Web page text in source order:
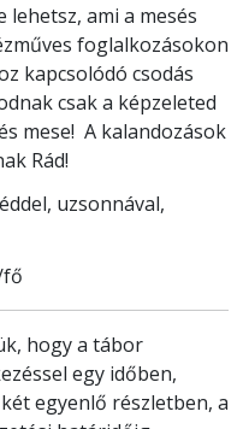
lehetsz, ami a mesés
foglalkozásokon
kapcsolódó csodás
csak a képzeleted
mese! A kalandozások
Rád!
uzsonnával,
fő
hogy a tábor
egy időben,
egyenlő részletben, a